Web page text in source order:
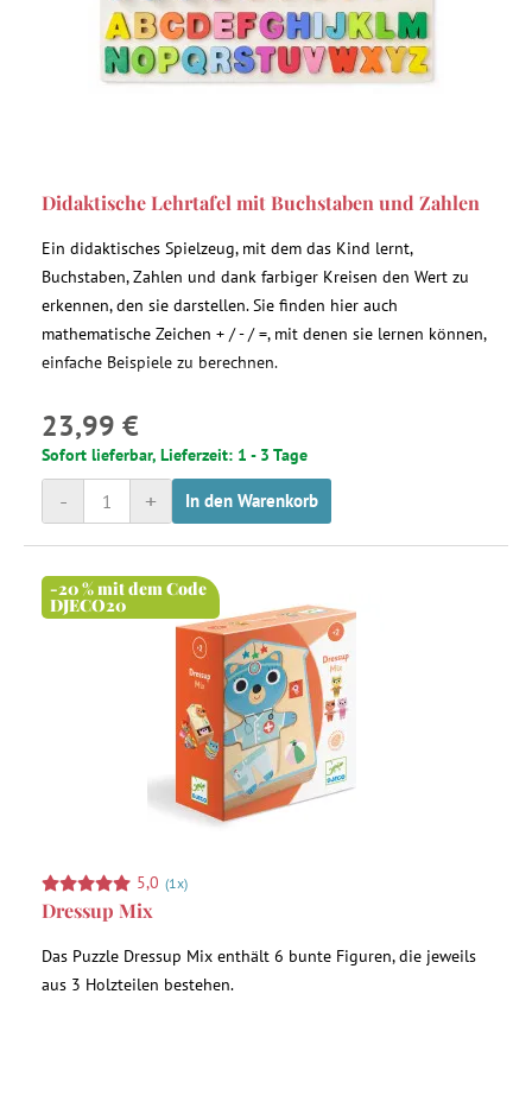
Didaktische Lehrtafel mit Buchstaben und Zahlen
Ein didaktisches Spielzeug, mit dem das Kind lernt,
Buchstaben, Zahlen und dank farbiger Kreisen den Wert zu
erkennen, den sie darstellen. Sie finden hier auch
mathematische Zeichen + / - / =, mit denen sie lernen können,
einfache Beispiele zu berechnen.
23,99 €
Sofort lieferbar, Lieferzeit: 1 - 3 Tage
+
- In den Warenkorb
-20 % mit dem Code
DJECO20
5,0 (1x)
Dressup Mix
Das Puzzle Dressup Mix enthält 6 bunte Figuren, die jeweils
aus 3 Holzteilen bestehen.